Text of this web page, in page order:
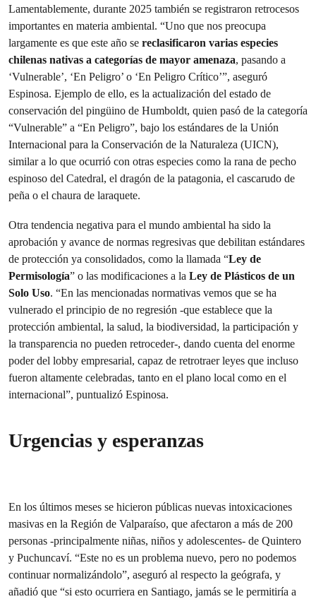
Lamentablemente, durante 2025 también se registraron retrocesos
importantes en materia ambiental. “Uno que nos preocupa
largamente es que este año se reclasificaron varias especies
chilenas nativas a categorías de mayor amenaza, pasando a
‘Vulnerable’, ‘En Peligro’ o ‘En Peligro Crítico’”, aseguró
Espinosa. Ejemplo de ello, es la actualización del estado de
conservación del pingüino de Humboldt, quien pasó de la categoría
“Vulnerable” a “En Peligro”, bajo los estándares de la Unión
Internacional para la Conservación de la Naturaleza (UICN),
similar a lo que ocurrió con otras especies como la rana de pecho
espinoso del Catedral, el dragón de la patagonia, el cascarudo de
peña o el chaura de laraquete.
Otra tendencia negativa para el mundo ambiental ha sido la
aprobación y avance de normas regresivas que debilitan estándares
de protección ya consolidados, como la llamada “Ley de
Permisología” o las modificaciones a la Ley de Plásticos de un
Solo Uso. “En las mencionadas normativas vemos que se ha
vulnerado el principio de no regresión -que establece que la
protección ambiental, la salud, la biodiversidad, la participación y
la transparencia no pueden retroceder-, dando cuenta del enorme
poder del lobby empresarial, capaz de retrotraer leyes que incluso
fueron altamente celebradas, tanto en el plano local como en el
internacional”, puntualizó Espinosa.
Urgencias y esperanzas
En los últimos meses se hicieron públicas nuevas intoxicaciones
masivas en la Región de Valparaíso, que afectaron a más de 200
personas -principalmente niñas, niños y adolescentes- de Quintero
y Puchuncaví. “Este no es un problema nuevo, pero no podemos
continuar normalizándolo”, aseguró al respecto la geógrafa, y
añadió que “si esto ocurriera en Santiago, jamás se le permitiría a